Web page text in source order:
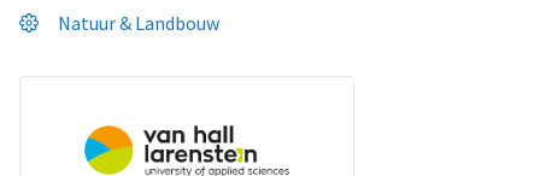
Natuur & Landbouw